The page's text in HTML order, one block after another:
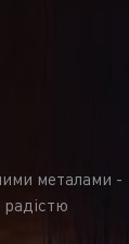
металами -